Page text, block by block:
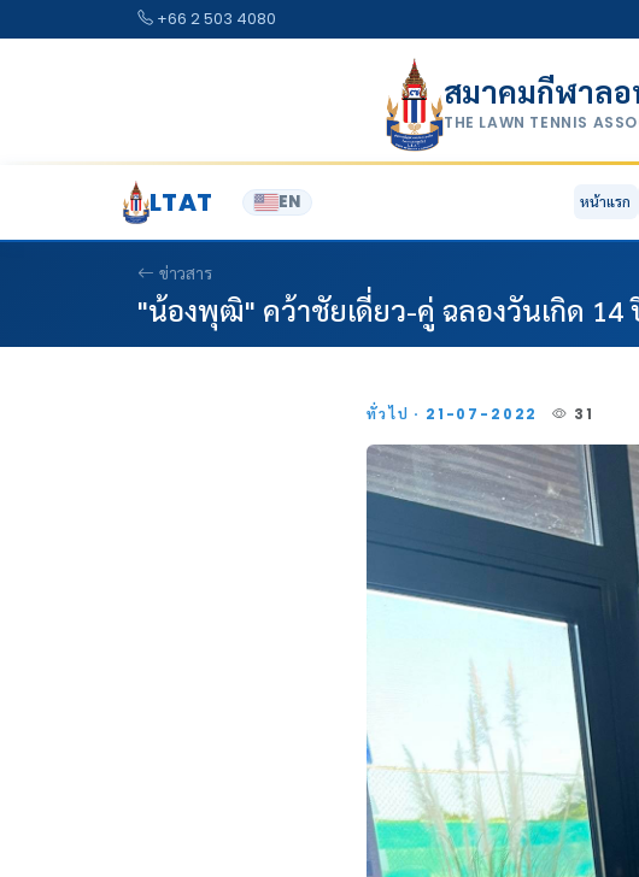
+66 2 503 4080
สมาคมกีฬาล
THE LAWN TENNIS
LTAT EN หน้าแรก
ข่าวสาร
"น้องพุฒิ" คว้าชัยเดี่ยว-คู่ ฉลองวันเกิด 14
ทั่วไป · 21-07-2022 31